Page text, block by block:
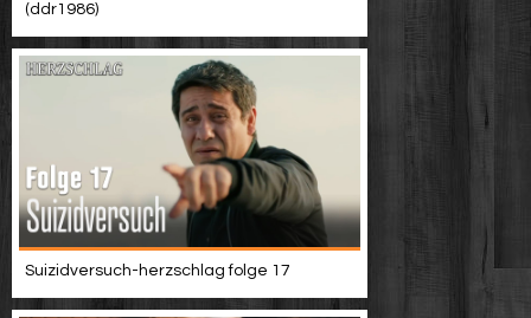
(ddr1986)
Suizidversuch-herzschlag folge 17